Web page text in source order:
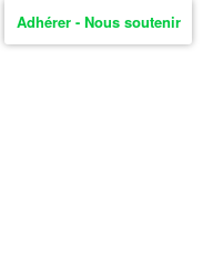
Adhérer - Nous soutenir